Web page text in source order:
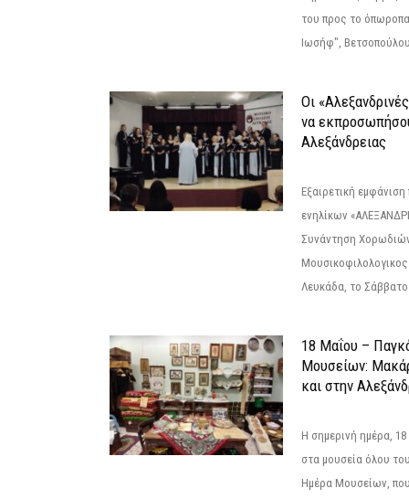
του προς το
Ιωσήφ",
Οι
να
Αλεξάνδρειας
Εξαιρετική
ενηλίκων
Συνάντηση
Λευκάδα, το
18 Μαΐου –
Μουσείων:
και στην
Η σημερινή ημέρα,
στα μουσεία όλου
Ημέρα Μουσείων,